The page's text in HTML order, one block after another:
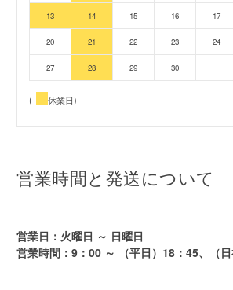
13 14 15 16 17
20 21 22 23 24
27 28 29 30
( 休業日)
営業時間と発送について
営業日：火曜日 ～ 日曜日
営業時間：9：00 ～
（平日）18：45、（